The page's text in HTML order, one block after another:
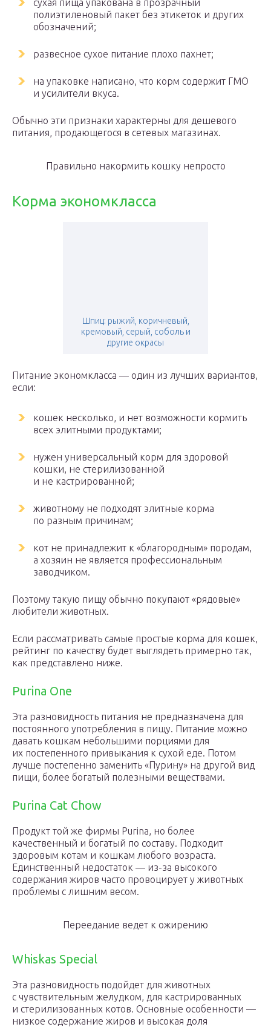
сухая пища упакована в прозрачный
полиэтиленовый пакет без этикеток и других
обозначений;
развесное сухое питание плохо пахнет;
на упаковке написано, что корм содержит ГМО
и усилители вкуса.
Обычно эти признаки характерны для дешевого
питания, продающегося в сетевых магазинах.
Правильно накормить кошку непросто
Корма экономкласса
Шпиц: рыжий, коричневый,
кремовый, серый, соболь и
другие окрасы
Питание экономкласса — один из лучших вариантов,
если:
кошек несколько, и нет возможности кормить
всех элитными продуктами;
нужен универсальный корм для здоровой
кошки, не стерилизованной
и не кастрированной;
животному не подходят элитные корма
по разным причинам;
кот не принадлежит к «благородным» породам,
а хозяин не является профессиональным
заводчиком.
Поэтому такую пищу обычно покупают «рядовые»
любители животных.
Если рассматривать самые простые корма для кошек,
рейтинг по качеству будет выглядеть примерно так,
как представлено ниже.
Purina One
Эта разновидность питания не предназначена для
постоянного употребления в пищу. Питание можно
давать кошкам небольшими порциями для
их постепенного привыкания к сухой еде. Потом
лучше постепенно заменить «Пурину» на другой вид
пищи, более богатый полезными веществами.
Purina Cat Chow
Продукт той же фирмы Purina, но более
качественный и богатый по составу. Подходит
здоровым котам и кошкам любого возраста.
Единственный недостаток — из-за высокого
содержания жиров часто провоцирует у животных
проблемы с лишним весом.
Переедание ведет к ожирению
Whiskas Special
Эта разновидность подойдет для животных
с чувствительным желудком, для кастрированных
и стерилизованных котов. Основные особенности —
низкое содержание жиров и высокая доля